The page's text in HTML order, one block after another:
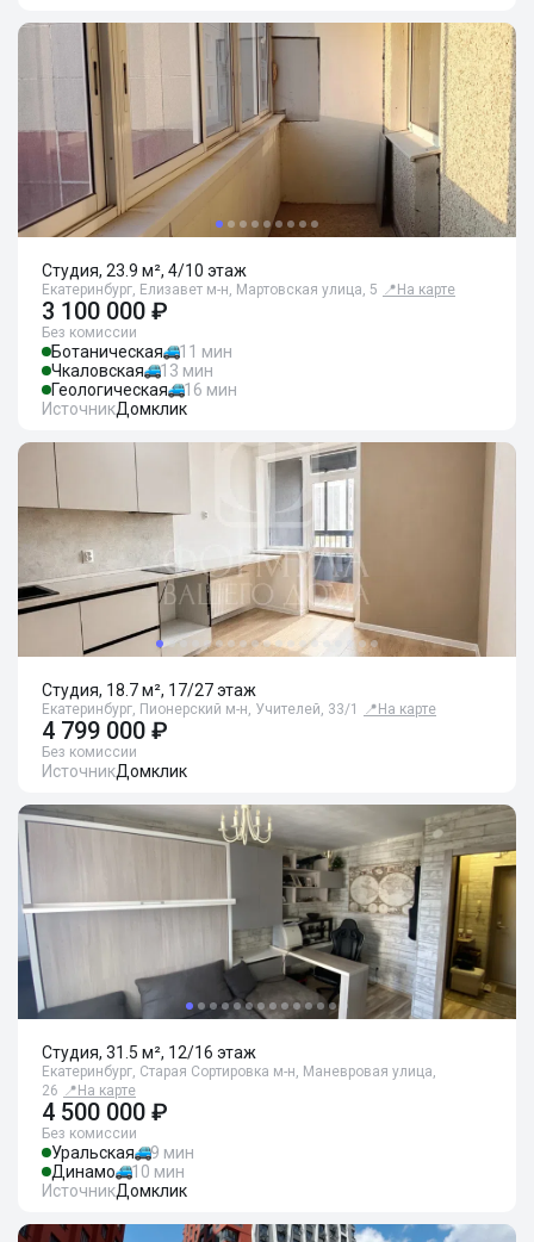
Студия, 23.9 м², 4/10 этаж
Екатеринбург, Елизавет м-н, Мартовская улица, 5 📍 На карте
3 100 000 ₽
Без комиссии
Ботаническая
11 мин
Чкаловская
13 мин
Геологическая
16 мин
ИсточникДомклик
Студия, 18.7 м², 17/27 этаж
Екатеринбург, Пионерский м-н, Учителей, 33/1 📍 На карте
4 799 000 ₽
Без комиссии
ИсточникДомклик
Студия, 31.5 м², 12/16 этаж
Екатеринбург, Старая Сортировка м-н, Маневровая улица,
26 📍 На карте
4 500 000 ₽
Без комиссии
Уральская
9 мин
Динамо
10 мин
ИсточникДомклик